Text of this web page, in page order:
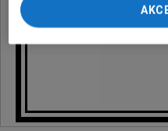
ponownie wywołując
preferencjami dot.
przechodząc do sekcji
Zmiana ustawień plików
My, nasi Zaufani Partnerzy i